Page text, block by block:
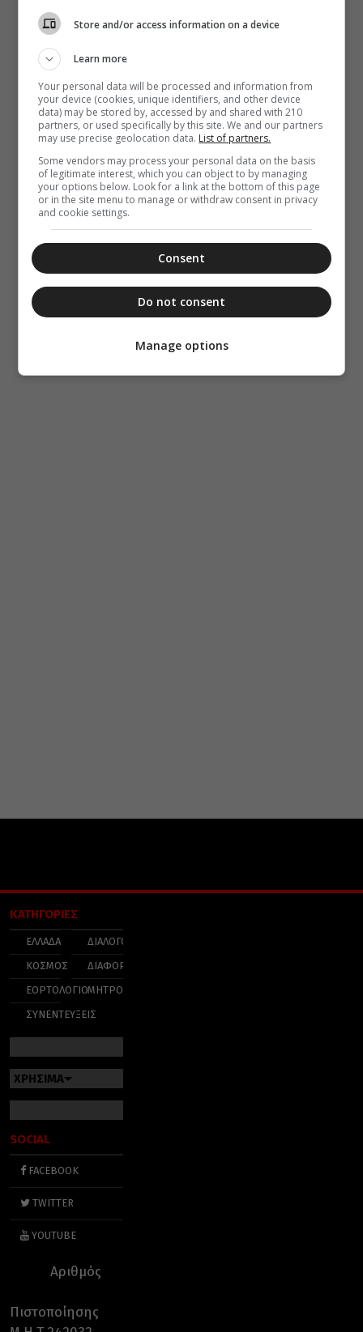
ΚΑΤΗΓΟΡΙΕΣ
ΕΛΛΑΔΑ
ΚΟΣΜΟΣ
ΕΟΡΤΟΛΟΓΙΟ
ΣΥΝΕΝΤΕΥΞΕΙΣ
ΔΙΑΛΟΓΟΣ
ΔΙΑΦΟΡΑ
ΜΗΤΡΟΠΟΛΕΙΣ
ΧΡΗΣΙΜΑ
SOCIAL
FACEBOOK
TWITTER
YOUTUBE
Αριθμός
Πιστοποίησης
Store and/or access information on a device
Learn more
Your personal data will be processed and information from
your device (cookies, unique identifiers, and other device
data) may be stored by, accessed by and shared with 210
partners, or used specifically by this site. We and our partners
may use precise geolocation data. List of partners.
Some vendors may process your personal data on the basis
of legitimate interest, which you can object to by managing
your options below. Look for a link at the bottom of this page
or in the site menu to manage or withdraw consent in privacy
and cookie settings.
Consent
Do not consent
Manage options